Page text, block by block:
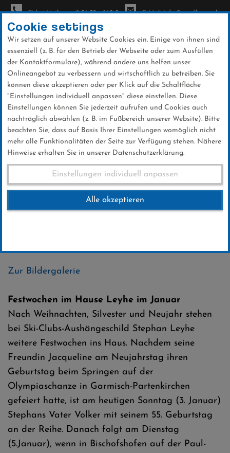
Direkt
zum
Inhalt
Ticket-Hotline: +49 56 32 - 960-0 E-Mail: info@sc-willingen.de
News
Weltcup-Splitter 03.01.2016
03 .Januar 2016
Zur Bildergalerie
Festwochen im Hause Leyhe im Januar
Nach Weihnachten, Silvester und Neujahr stehen
bei Ski-Clubs-Aushängeschild Stephan Leyhe
weitere Festwochen ins Haus. Nachdem seine
Freundin Jacqueline am Neujahrstag ihren
Geburtstag beim Springen auf der
Olympiaschanze in Garmisch-Partenkirchen
gefeiert hatte, ist am heutigen Sonntag (3. Januar)
Stephans Vater Volker mit seinem 55. Geburtstag
an der Reihe. Danach folgt am Dienstag
(5.Januar), wenn in Bischofshofen auf der Paul-
Cookie settings
Wir setzen auf unserer Website Cookies ein. Einige von ihnen sind
essenziell (z. B. für den Betrieb der Webseite oder zum Ausfüllen
der Kontaktformulare), während andere uns helfen unser
Onlineangebot zu verbessern und wirtschaftlich zu betreiben. Sie
können diese akzeptieren oder per Klick auf die Schaltfläche
"Einstellungen individuell anpassen" diese einstellen. Diese
Einstellungen können Sie jederzeit aufrufen und Cookies auch
nachträglich abwählen (z. B. im Fußbereich unserer Website). Bitte
beachten Sie, dass auf Basis Ihrer Einstellungen womöglich nicht
mehr alle Funktionalitäten der Seite zur Verfügung stehen. Nähere
Hinweise erhalten Sie in unserer Datenschutzerklärung.
Einstellungen individuell anpassen
Alle akzeptieren